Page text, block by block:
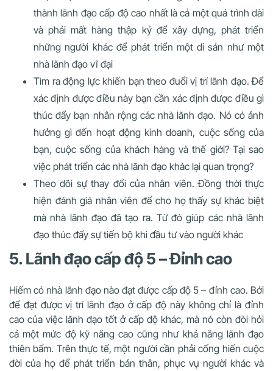
thành lãnh đạo cấp độ cao nhất là cả một quá trình dài
và phải mất hàng thập kỷ để xây dựng, phát triển
những người khác để phát triển một di sản như một
nhà lãnh đạo vĩ đại
Tìm ra động lực khiến bạn theo đuổi vị trí lãnh đạo. Để
xác định được điều này bạn cần xác định được điều gì
thúc đẩy bạn nhân rộng các nhà lãnh đạo. Nó có ảnh
hưởng gì đến hoạt động kinh doanh, cuộc sống của
bạn, cuộc sống của khách hàng và thế giới? Tại sao
việc phát triển các nhà lãnh đạo khác lại quan trọng?
Theo dõi sự thay đổi của nhân viên. Đồng thời thực
hiện đánh giá nhân viên để cho họ thấy sự khác biệt
mà nhà lãnh đạo đã tạo ra. Từ đó giúp các nhà lãnh
đạo thúc đẩy sự tiến bộ khi đầu tư vào người khác
5. Lãnh đạo cấp độ 5 – Đỉnh cao
Hiếm có nhà lãnh đạo nào đạt được cấp độ 5 – đỉnh cao. Bởi
để đạt được vị trí lãnh đạo ở cấp độ này không chỉ là đỉnh
cao của việc lãnh đạo tốt ở cấp độ khác, mà nó còn đòi hỏi
cả một mức độ kỹ năng cao cũng như khả năng lãnh đạo
thiên bẩm. Trên thực tế, một người cần phải cống hiến cuộc
đời của họ để phát triển bản thân, phục vụ người khác và